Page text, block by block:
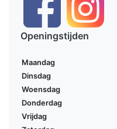
Openingstijden
Maandag
Dinsdag
Woensdag
Donderdag
Vrijdag